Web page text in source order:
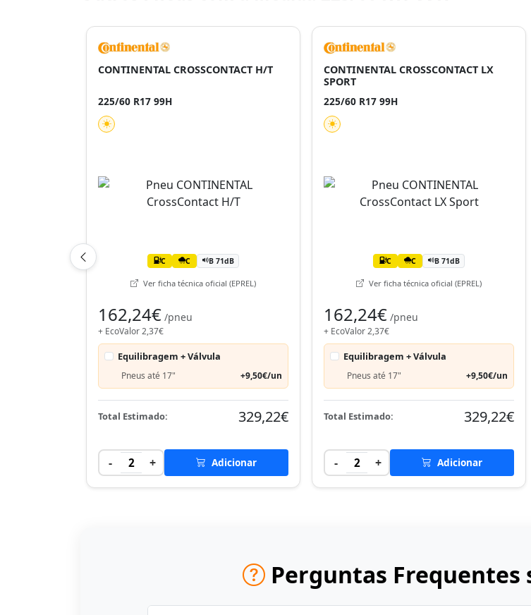
CONTINENTAL CROSSCONTACT H/T
225/60 R17 99H
C C B 71dB
Ver ficha técnica oficial (EPREL)
162,24€ /pneu
+ EcoValor 2,37€
Equilibragem + Válvula
Pneus até 17" +9,50€/un
Total Estimado: 329,22€
- 2 + Adicionar
CONTINENTAL CROSSCONTACT LX
SPORT
225/60 R17 99H
C C B 71dB
Ver ficha técnica oficial (EPREL)
162,24€ /pneu
+ EcoValor 2,37€
Equilibragem + Válvula
Pneus até 17" +9,50€/un
Total Estimado: 329,22€
- 2 + Adicionar
Perguntas Frequentes